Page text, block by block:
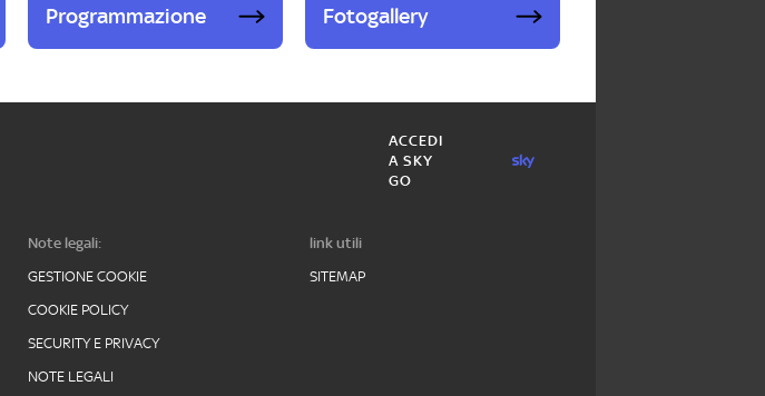
Programmazione Fotogallery
ACCEDI
A SKY
GO
Note legali:
GESTIONE COOKIE
COOKIE POLICY
SECURITY E PRIVACY
NOTE LEGALI
link utili
SITEMAP